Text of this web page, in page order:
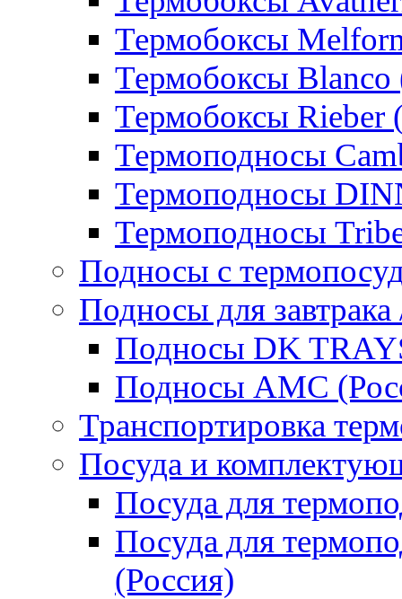
Термобоксы
Термобоксы Blanco
Термобоксы Rieber
Термоподносы
Термоподносы
Термоподносы
Подносы с
Подносы для завтрака
Подносы DK
Подносы AMC
Транспортировка
Посуда и
Посуда для
Посуда для
(Россия)